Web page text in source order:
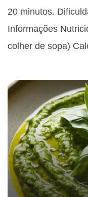
20 minutos.
Informações
colher de sopa)